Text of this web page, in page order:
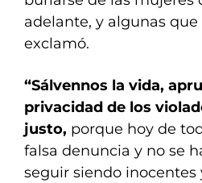
adelante, y algunas
exclamó.
“Sálvennos la vida,
privacidad de los
justo, porque hoy de
falsa denuncia y no se
seguir siendo inocentes